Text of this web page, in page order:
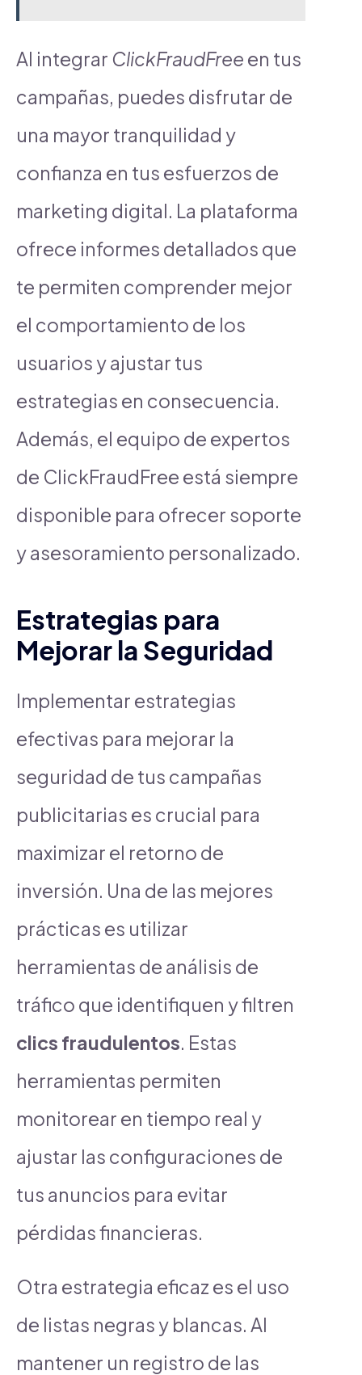
Al integrar ClickFraudFree en tus
campañas, puedes disfrutar de
una mayor tranquilidad y
confianza en tus esfuerzos de
marketing digital. La plataforma
ofrece informes detallados que
te permiten comprender mejor
el comportamiento de los
usuarios y ajustar tus
estrategias en consecuencia.
Además, el equipo de expertos
de ClickFraudFree está siempre
disponible para ofrecer soporte
y asesoramiento personalizado.
Estrategias para
Mejorar la Seguridad
Implementar estrategias
efectivas para mejorar la
seguridad de tus campañas
publicitarias es crucial para
maximizar el retorno de
inversión. Una de las mejores
prácticas es utilizar
herramientas de análisis de
tráfico que identifiquen y filtren
clics fraudulentos. Estas
herramientas permiten
monitorear en tiempo real y
ajustar las configuraciones de
tus anuncios para evitar
pérdidas financieras.
Otra estrategia eficaz es el uso
de listas negras y blancas. Al
mantener un registro de las